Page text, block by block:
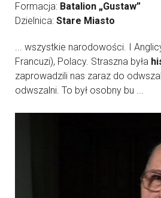
Formacja: Batalion „Gustaw”
Dzielnica: Stare Miasto
... wszystkie narodowości. I
Francuzi), Polacy. Straszna była
zaprowadzili nas zaraz do
odwszalni. To był osobny bu ...